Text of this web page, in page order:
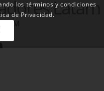
Latam
los términos y condiciones
de Privacidad.